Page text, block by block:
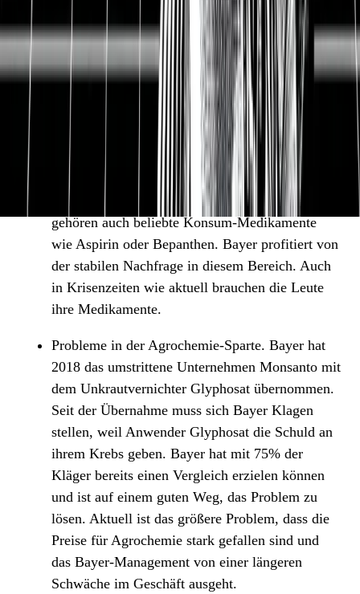
Bayer sind speziell verändert und maximieren
den Ertrag auf den Anbauflächen. Leider gibt es
immer noch 800 Mio. Menschen auf der Welt,
die täglich hungern müssen. Bayers Innovationen
in der Landwirtschaft helfen dabei, diese Zahl
langfristig zu reduzieren.
Pharmaunternehmen. Bayer entwickelt
verschreibungspflichtige Medikamente, die uns
ein längeres Leben ermöglichen. Zum Portfolio
gehören auch beliebte Konsum-Medikamente
wie Aspirin oder Bepanthen. Bayer profitiert von
der stabilen Nachfrage in diesem Bereich. Auch
in Krisenzeiten wie aktuell brauchen die Leute
ihre Medikamente.
Probleme in der Agrochemie-Sparte. Bayer hat
2018 das umstrittene Unternehmen Monsanto mit
dem Unkrautvernichter Glyphosat übernommen.
Seit der Übernahme muss sich Bayer Klagen
stellen, weil Anwender Glyphosat die Schuld an
ihrem Krebs geben. Bayer hat mit 75% der
Kläger bereits einen Vergleich erzielen können
und ist auf einem guten Weg, das Problem zu
lösen. Aktuell ist das größere Problem, dass die
Preise für Agrochemie stark gefallen sind und
das Bayer-Management von einer längeren
Schwäche im Geschäft ausgeht.